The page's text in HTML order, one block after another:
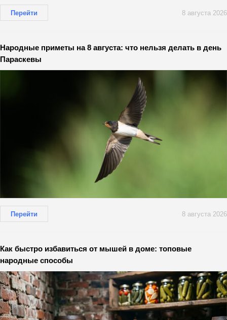
Перейти 8 августа 2026
Народные приметы на 8 августа: что нельзя делать в день
Параскевы
Перейти 8 августа 2026
Как быстро избавиться от мышей в доме: топовые
народные способы